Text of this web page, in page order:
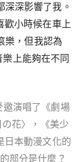
深影響了我。
歡小時候在車上
樂，但我認為
上能夠在不同
演唱了《劇場
花〉，《美少
日本動漫文化的
部分是什麼？